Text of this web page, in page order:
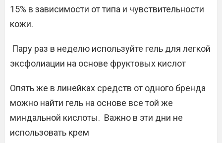
15% в зависимости от типа и чувствительности
кожи.
Пару раз в неделю используйте гель для легкой
эксфолиации на основе фруктовых кислот
Опять же в линейках средств от одного бренда
можно найти гель на основе все той же
миндальной кислоты. Важно в эти дни не
использовать крем